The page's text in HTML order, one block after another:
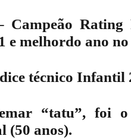
Rating
e melhordo ano
técnico Infantil
“tatu”, foi
(50 anos).